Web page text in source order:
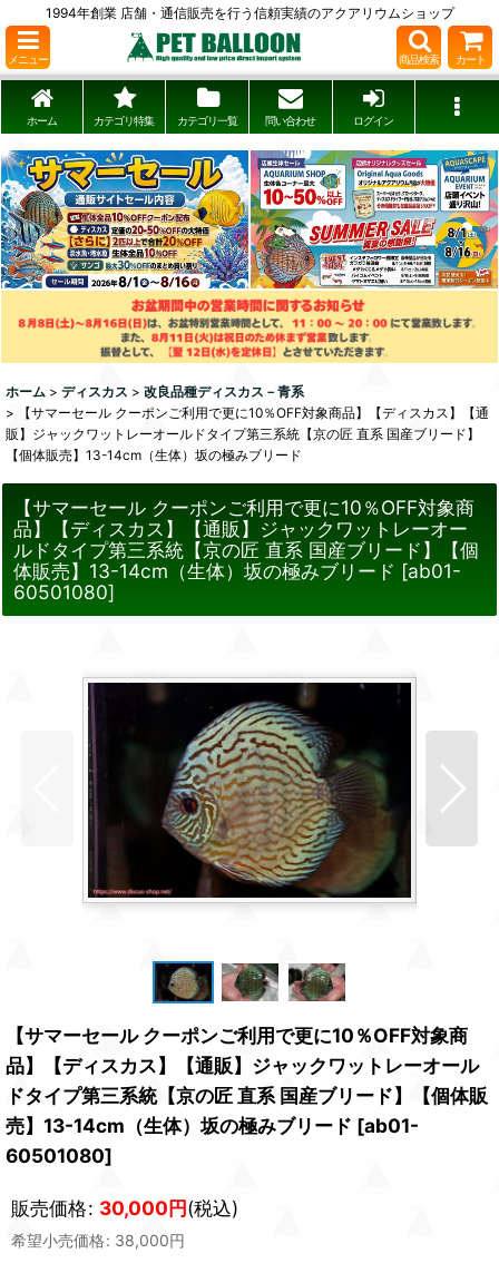
1994年創業 店舗・通信販売を行う信頼実績のアクアリウムショップ
メニュー 商品検索 カート
ホーム カテゴリ特集 カテゴリ一覧 問い合わせ ログイン
ホーム > ディスカス > 改良品種ディスカス－青系
>
【サマーセール クーポンご利用で更に10％OFF対象商品】【ディスカス】【通
販】ジャックワットレーオールドタイプ第三系統【京の匠 直系 国産ブリード】
【個体販売】13-14cm（生体）坂の極みブリード
【サマーセール クーポンご利用で更に10％OFF対象商
品】【ディスカス】【通販】ジャックワットレーオー
ルドタイプ第三系統【京の匠 直系 国産ブリード】【個
体販売】13-14cm（生体）坂の極みブリード [ab01-
60501080]
【サマーセール クーポンご利用で更に10％OFF対象商
品】【ディスカス】【通販】ジャックワットレーオール
ドタイプ第三系統【京の匠 直系 国産ブリード】【個体販
売】13-14cm（生体）坂の極みブリード [ab01-
60501080]
販売価格: 30,000円(税込)
希望小売価格: 38,000円